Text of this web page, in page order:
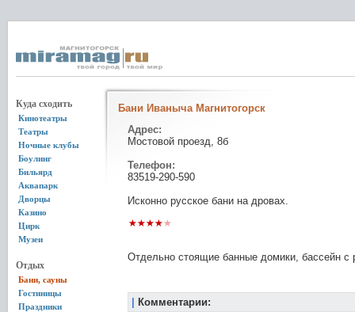
Куда сходить
Кинотеатры
Театры
Ночные клубы
Боулинг
Бильярд
Аквапарк
Дворцы
Казино
Цирк
Музеи
Отдых
Бани, сауны
Гостиницы
Праздники
Бани Иваныча Магнитогорск
Адрес:
Мостовой проезд, 8б
Телефон:
83519-290-590
Исконно русское бани на дровах.
Отдельно стоящие банные домики, бассейн с
Комментарии: